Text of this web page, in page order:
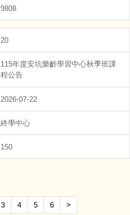
9808
20
115年度安坑樂齡學習中心秋季班課
程公告
2026-07-22
終學中心
150
3 4 5 6 >